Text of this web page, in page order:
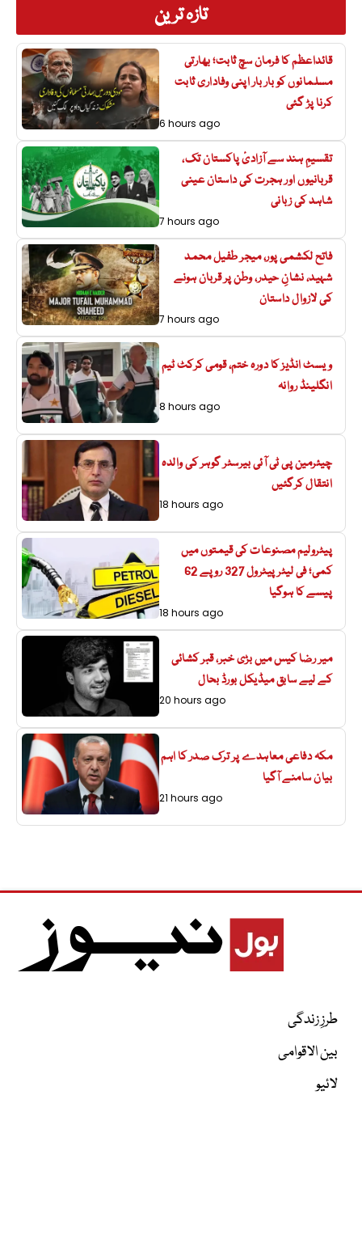
تازہ ترین
قائداعظم کا فرمان سچ ثابت؛ بھارتی
مسلمانوں کو بار بار اپنی وفاداری ثابت
کرنا پڑ گئی
6 hours ago
تقسیمِ ہند سے آزادیٔ پاکستان تک،
قربانیوں اور ہجرت کی داستان عینی
شاہد کی زبانی
7 hours ago
فاتح لکشمی پور، میجر طفیل محمد
شہید، نشانِ حیدر، وطن پر قربان ہونے
کی لازوال داستان
7 hours ago
ویسٹ انڈیز کا دورہ ختم، قومی کرکٹ ٹیم
انگلینڈ روانہ
8 hours ago
چیئرمین پی ٹی آئی بیرسٹر گوہر کی والدہ
انتقال کرگئیں
18 hours ago
پیٹرولیم مصنوعات کی قیمتوں میں
کمی؛ فی لیٹر پیٹرول 327 روپے 62
پیسے کا ہوگیا
18 hours ago
میر رضا کیس میں بڑی خبر، قبر کشائی
کے لیے سابق میڈیکل بورڈ بحال
20 hours ago
مکہ دفاعی معاہدے پر ترک صدر کا اہم
بیان سامنے آگیا
21 hours ago
طرزِ زندگی
بین الاقوامی
لائیو